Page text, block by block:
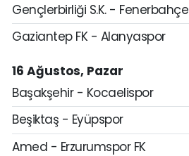
Gençlerbirliği S.K. - Fenerbahçe
Gaziantep FK - Alanyaspor
16 Ağustos, Pazar
Başakşehir - Kocaelispor
Beşiktaş - Eyüpspor
Amed - Erzurumspor FK